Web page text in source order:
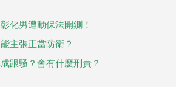
化男遭動保法開鍘！
主張正當防衛？
跟騷？會有什麼刑責？